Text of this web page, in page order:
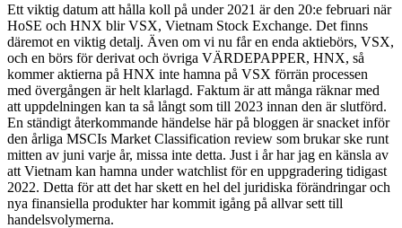
Ett viktig datum att hålla koll på under 2021 är den 20:e februari när
HoSE och HNX blir VSX, Vietnam Stock Exchange. Det finns
däremot en viktig detalj. Även om vi nu får en enda aktiebörs, VSX,
och en börs för derivat och övriga VÄRDEPAPPER, HNX, så
kommer aktierna på HNX inte hamna på VSX förrän processen
med övergången är helt klarlagd. Faktum är att många räknar med
att uppdelningen kan ta så långt som till 2023 innan den är slutförd.
En ständigt återkommande händelse här på bloggen är snacket inför
den årliga MSCIs Market Classification review som brukar ske runt
mitten av juni varje år, missa inte detta. Just i år har jag en känsla av
att Vietnam kan hamna under watchlist för en uppgradering tidigast
2022. Detta för att det har skett en hel del juridiska förändringar och
nya finansiella produkter har kommit igång på allvar sett till
handelsvolymerna.